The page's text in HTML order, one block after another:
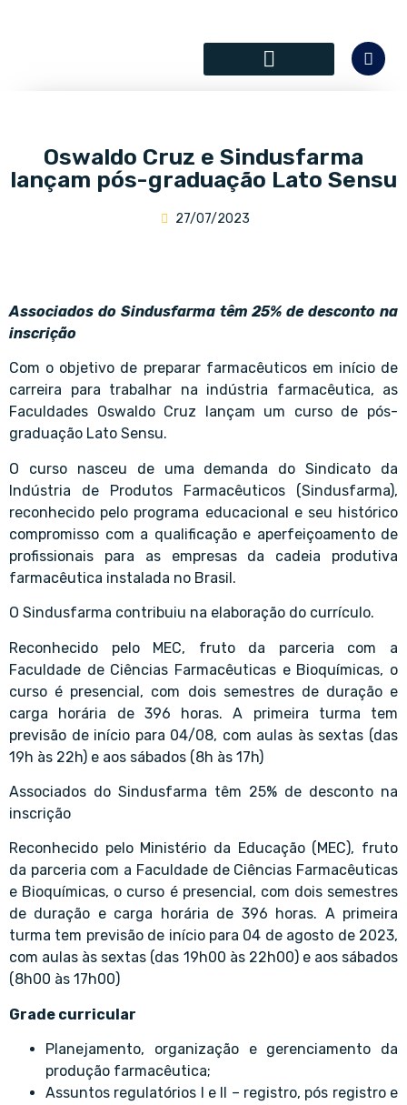
Oswaldo Cruz e Sindusfarma
lançam pós-graduação Lato Sensu
27/07/2023
Associados do Sindusfarma têm 25% de desconto na
inscrição
Com o objetivo de preparar farmacêuticos em início de
carreira para trabalhar na indústria farmacêutica, as
Faculdades Oswaldo Cruz lançam um curso de pós-
graduação Lato Sensu.
O curso nasceu de uma demanda do Sindicato da
Indústria de Produtos Farmacêuticos (Sindusfarma),
reconhecido pelo programa educacional e seu histórico
compromisso com a qualificação e aperfeiçoamento de
profissionais para as empresas da cadeia produtiva
farmacêutica instalada no Brasil.
O Sindusfarma contribuiu na elaboração do currículo.
Reconhecido pelo MEC, fruto da parceria com a
Faculdade de Ciências Farmacêuticas e Bioquímicas, o
curso é presencial, com dois semestres de duração e
carga horária de 396 horas. A primeira turma tem
previsão de início para 04/08, com aulas às sextas (das
19h às 22h) e aos sábados (8h às 17h)
Associados do Sindusfarma têm 25% de desconto na
inscrição
Reconhecido pelo Ministério da Educação (MEC), fruto
da parceria com a Faculdade de Ciências Farmacêuticas
e Bioquímicas, o curso é presencial, com dois semestres
de duração e carga horária de 396 horas. A primeira
turma tem previsão de início para 04 de agosto de 2023,
com aulas às sextas (das 19h00 às 22h00) e aos sábados
(8h00 às 17h00)
Grade curricular
Planejamento, organização e gerenciamento da
produção farmacêutica;
Assuntos regulatórios I e II – registro, pós registro e